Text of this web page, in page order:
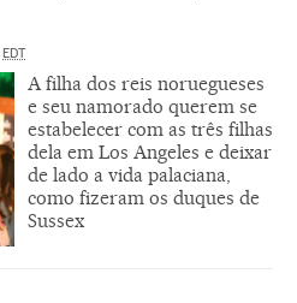
EDT
A filha dos reis noruegueses
e seu namorado querem se
estabelecer com as três filhas
dela em Los Angeles e deixar
de lado a vida palaciana,
como fizeram os duques de
Sussex